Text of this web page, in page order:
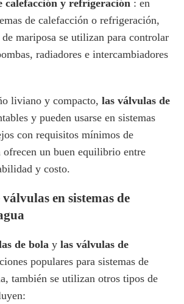
calefacción y refrigeración : en
de calefacción o refrigeración,
mariposa se utilizan para controlar
radiadores e intercambiadores
liviano y compacto, las válvulas de
y pueden usarse en sistemas
con requisitos mínimos de
ofrecen un buen equilibrio entre
y costo.
en sistemas de
de bola y las válvulas de
populares para sistemas de
también se utilizan otros tipos de